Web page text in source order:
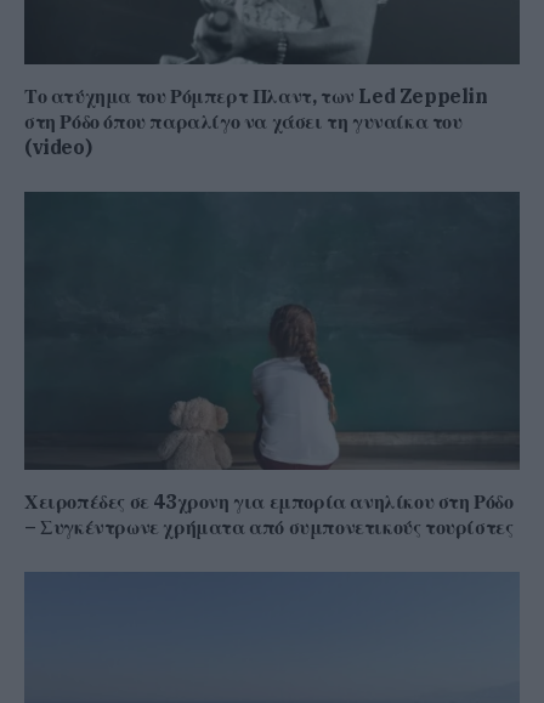
Το ατύχημα του Ρόμπερτ Πλαντ, των Led Zeppelin
στη Ρόδο όπου παραλίγο να χάσει τη γυναίκα του
(video)
Χειροπέδες σε 43χρονη για εμπορία ανηλίκου στη Ρόδο
– Συγκέντρωνε χρήματα από συμπονετικούς τουρίστες